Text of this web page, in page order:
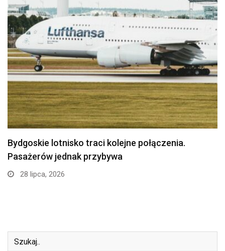
Politechnika Bydgoska przejęła stajnię w
Myślęcinku. Studenci weterynarii…
24 lipca, 2026